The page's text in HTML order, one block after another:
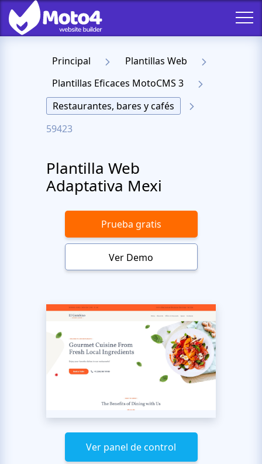
Principal
Plantillas Web
Plantillas Eficaces MotoCMS 3
Restaurantes, bares y cafés
59423
Plantilla Web
Adaptativa Mexi
Prueba gratis
Ver Demo
Ver panel de control